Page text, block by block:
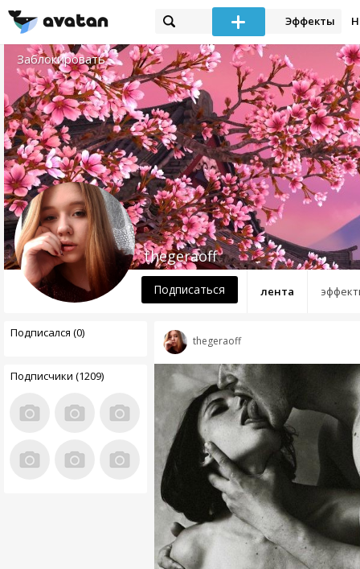
Эффекты
Заблокировать
лента
thegeraoff
Подписаться
Подписался (0)
Подписчики (1209)
thegeraoff